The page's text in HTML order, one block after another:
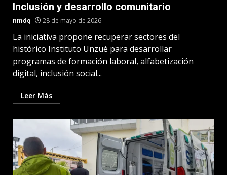
Inclusión y desarrollo comunitario
nmdq 28 de mayo de 2026
La iniciativa propone recuperar sectores del
histórico Instituto Unzué para desarrollar
programas de formación laboral, alfabetización
digital, inclusión social...
Leer Más